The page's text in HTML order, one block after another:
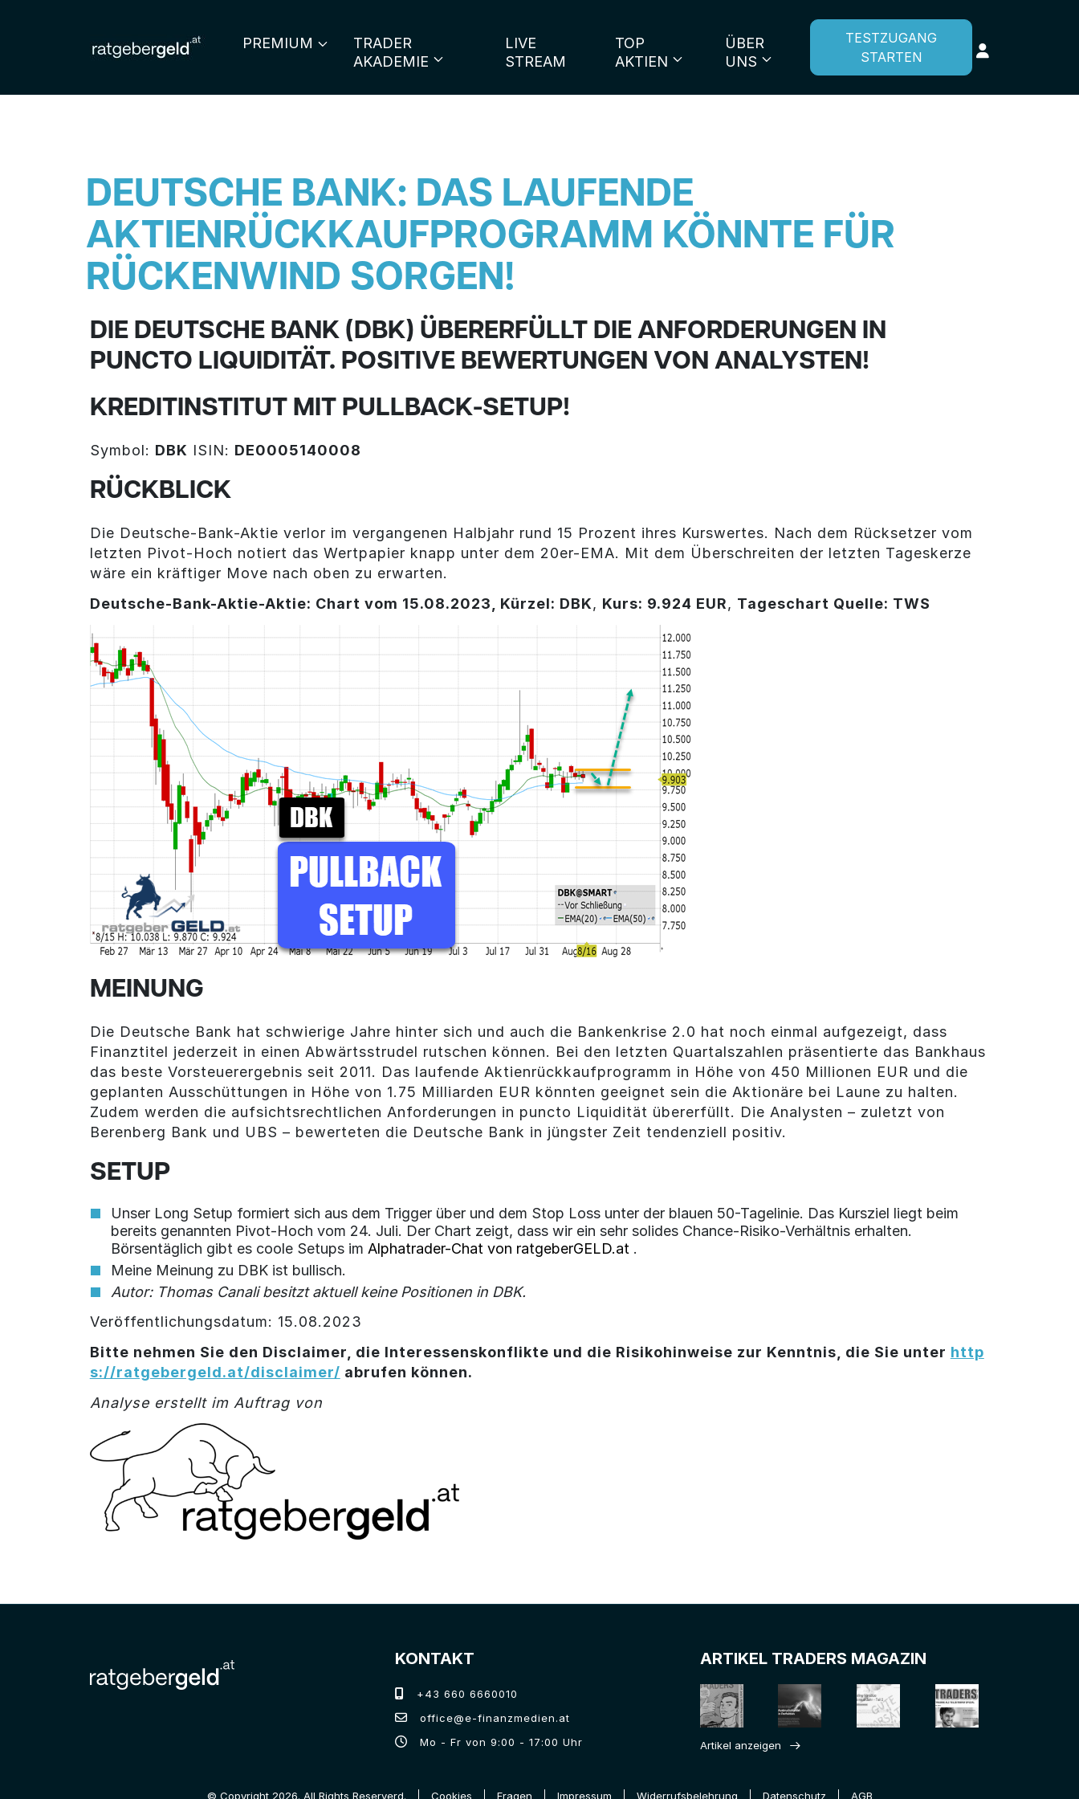
PREMIUM TRADER
AKADEMIE
LIVE
STREAM
TOP
AKTIEN
ÜBER
UNS
TESTZUGANG
STARTEN
DEUTSCHE BANK: DAS LAUFENDE
AKTIENRÜCKKAUFPROGRAMM KÖNNTE FÜR
RÜCKENWIND SORGEN!
DIE DEUTSCHE BANK (DBK) ÜBERERFÜLLT DIE ANFORDERUNGEN IN
PUNCTO LIQUIDITÄT. POSITIVE BEWERTUNGEN VON ANALYSTEN!
KREDITINSTITUT MIT PULLBACK-SETUP!
Symbol: DBK ISIN: DE0005140008
RÜCKBLICK
Die Deutsche-Bank-Aktie verlor im vergangenen Halbjahr rund 15 Prozent ihres Kurswertes. Nach dem Rücksetzer vom
letzten Pivot-Hoch notiert das Wertpapier knapp unter dem 20er-EMA. Mit dem Überschreiten der letzten Tageskerze
wäre ein kräftiger Move nach oben zu erwarten.
Deutsche-Bank-Aktie-Aktie: Chart vom 15.08.2023, Kürzel: DBK, Kurs: 9.924 EUR, Tageschart Quelle: TWS
MEINUNG
Die Deutsche Bank hat schwierige Jahre hinter sich und auch die Bankenkrise 2.0 hat noch einmal aufgezeigt, dass
Finanztitel jederzeit in einen Abwärtsstrudel rutschen können. Bei den letzten Quartalszahlen präsentierte das Bankhaus
das beste Vorsteuerergebnis seit 2011. Das laufende Aktienrückkaufprogramm in Höhe von 450 Millionen EUR und die
geplanten Ausschüttungen in Höhe von 1.75 Milliarden EUR könnten geeignet sein die Aktionäre bei Laune zu halten.
Zudem werden die aufsichtsrechtlichen Anforderungen in puncto Liquidität übererfüllt. Die Analysten – zuletzt von
Berenberg Bank und UBS – bewerteten die Deutsche Bank in jüngster Zeit tendenziell positiv.
SETUP
Unser Long Setup formiert sich aus dem Trigger über und dem Stop Loss unter der blauen 50-Tagelinie. Das Kursziel liegt beim
bereits genannten Pivot-Hoch vom 24. Juli. Der Chart zeigt, dass wir ein sehr solides Chance-Risiko-Verhältnis erhalten.
Börsentäglich gibt es coole Setups im Alphatrader-Chat von ratgeberGELD.at .
Meine Meinung zu DBK ist bullisch.
Autor: Thomas Canali besitzt aktuell keine Positionen in DBK.
Veröffentlichungsdatum: 15.08.2023
Bitte nehmen Sie den Disclaimer, die Interessenskonflikte und die Risikohinweise zur Kenntnis, die Sie unter http
s://ratgebergeld.at/disclaimer/ abrufen können.
Analyse erstellt im Auftrag von
KONTAKT
+43 660 6660010
office@e-finanzmedien.at
Mo - Fr von 9:00 - 17:00 Uhr
ARTIKEL TRADERS MAGAZIN
Artikel anzeigen
© Copyright 2026. All Rights Reserverd. Cookies Fragen Impressum Widerrufsbelehrung Datenschutz AGB